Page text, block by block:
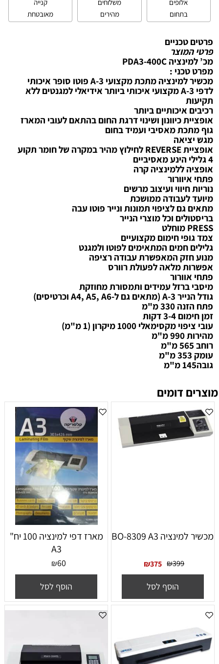
אלופים
בתחום
משלוחים
מהירים
קנייה
מאובטחת
פרטים טכניים
פרטי המוצר
מכ’ למינציה PDA3-400C
מפרט טכני :
מכשיר למינציה מתכת מקצועי A-3 פוטו סופר איכותי
לדפי A-3 מקצועי איכותי ביותר אידיאלי למגנטים ללא
תקיעות
רכיבים איכותיים ביותר
אופציית כיוונון ושינוי דרגת החום בהתאם לעובי המארז
גוף מתכת מאסיבי ועמיד בחום
מגש יציאה
אופציית REVERSE לחילוץ מהיר במקרה של חומר תקוע
4 גלילי הינע מאסיביים
אופציה ללמינציה קרה
פתחי איוורור
נוריות חיווי ועיצוב מרשים
מיועד לעבודה ממושכת
מתאים גם לציפוי תמונות ונייר פוטו עבה
בריסטולים וכל מוצרי הנייר
PRESS מוחלט
צמד גופי חימום מקצועיים
גלילים חמים המתאימים לפוטו ולמגנט
מנוע חזק המאפשרת עבודה רציפה
אפשרות מלאה לפעולת רוורס
פתחי אוורור
מיסבי ברזל עמידים ותמסורת מחוזקת
גודל הנייר A-3 (מתאים גם ל-A4, A5, A6 וכרטיסים)
פתח הזנה 330 מ"מ
זמן חימום 3-4 דקות
עובי ציפוי מקסימאלי 1000 מיקרון (1 מ"מ)
מהירות 990 מ"מ
רוחב 565 מ"מ
עומק 353 מ"מ
גובה145 מ"מ
מוצרים דומים
מכשיר למינציה BO-8309 A3
₪399
₪375
הוסף לסל
מארז דפי למינציה 100 יח"
A3
₪60
הוסף לסל